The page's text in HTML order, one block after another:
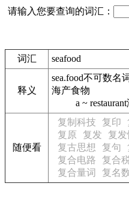
请输入您要查询的词汇：
词汇 seafood
释义
sea.food不可数名
海产食物
a ~ restaurant
随便看
复制科技 复印
复原
复发 复
复古思想
复句
复合电路
复合税
复合量词
复名